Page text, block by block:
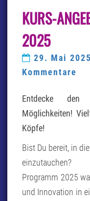
KURS-
2025
29. Mai 2025
Kommentare
Entdecke den
Möglichkeiten!
Köpfe!
Bist Du bereit, in
einzutauchen?
Programm 2025
und Innovation in